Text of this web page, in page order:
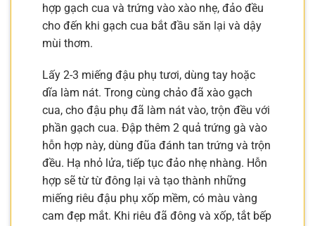
hợp gạch cua và trứng vào xào nhẹ, đảo đều
cho đến khi gạch cua bắt đầu săn lại và dậy
mùi thơm.
Lấy 2-3 miếng đậu phụ tươi, dùng tay hoặc
dĩa làm nát. Trong cùng chảo đã xào gạch
cua, cho đậu phụ đã làm nát vào, trộn đều với
phần gạch cua. Đập thêm 2 quả trứng gà vào
hỗn hợp này, dùng đũa đánh tan trứng và trộn
đều. Hạ nhỏ lửa, tiếp tục đảo nhẹ nhàng. Hỗn
hợp sẽ từ từ đông lại và tạo thành những
miếng riêu đậu phụ xốp mềm, có màu vàng
cam đẹp mắt. Khi riêu đã đông và xốp, tắt bếp